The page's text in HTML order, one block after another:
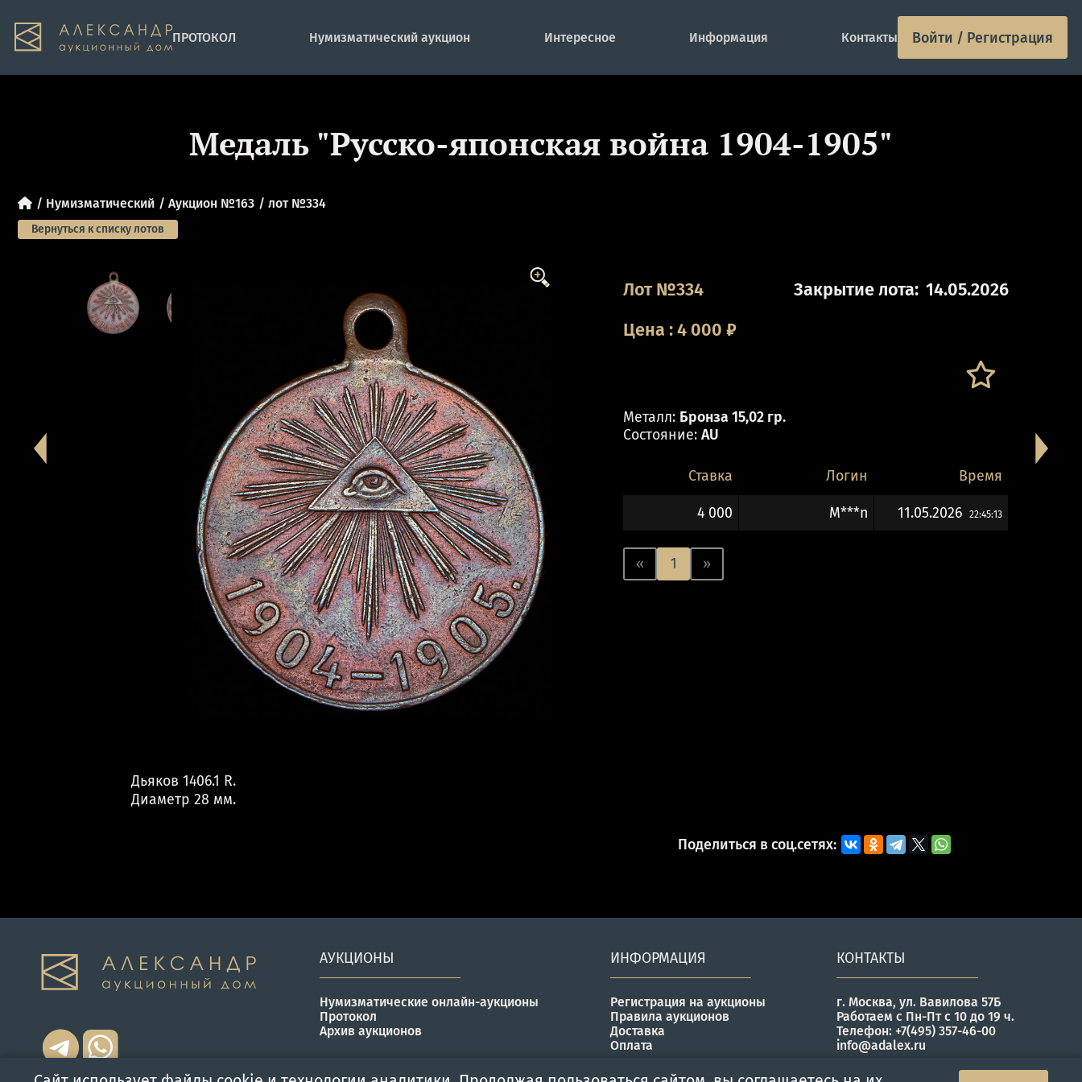
ПРОТОКОЛ Нумизматический аукцион Интересное Информация Контакты Войти / Регистрация
Медаль "Русско-японская война 1904-1905"
Нумизматический Аукцион №163 лот №334
Вернуться к списку лотов
Лот №334 Закрытие лота: 14.05.2026
Цена:4 000 ₽
Металл: Бронза 15,02 гр.
Состояние: AU
Ставка Логин Время
4 000 M***n 11.05.2026 22:45:13
« 1 »
Дьяков 1406.1 R.
Диаметр 28 мм.
Поделиться в соц.сетях:
АУКЦИОНЫ
Нумизматические онлайн-аукционы
Протокол
Архив аукционов
ИНФОРМАЦИЯ
Регистрация на аукционы
Правила аукционов
Доставка
Оплата
КОНТАКТЫ
г. Москва, ул. Вавилова 57Б
Работаем с Пн-Пт с 10 до 19 ч.
Телефон: +7(495) 357-46-00
info@adalex.ru